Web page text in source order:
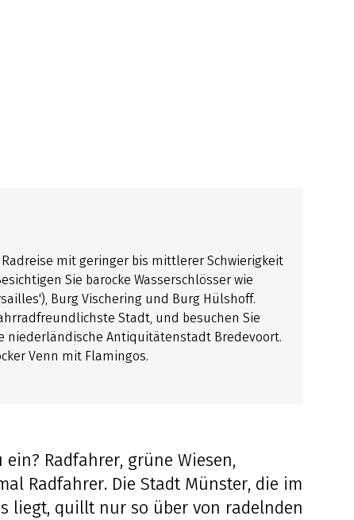
mit geringer bis mittlerer Schwierigkeit
Sie barocke Wasserschlösser wie
Burg Vischering und Burg Hülshoff.
Stadt, und besuchen Sie
niederländische Antiquitätenstadt Bredevoort.
Venn mit Flamingos.
Radfahrer, grüne Wiesen,
Radfahrer. Die Stadt Münster, die im
liegt, quillt nur so über von radelnden